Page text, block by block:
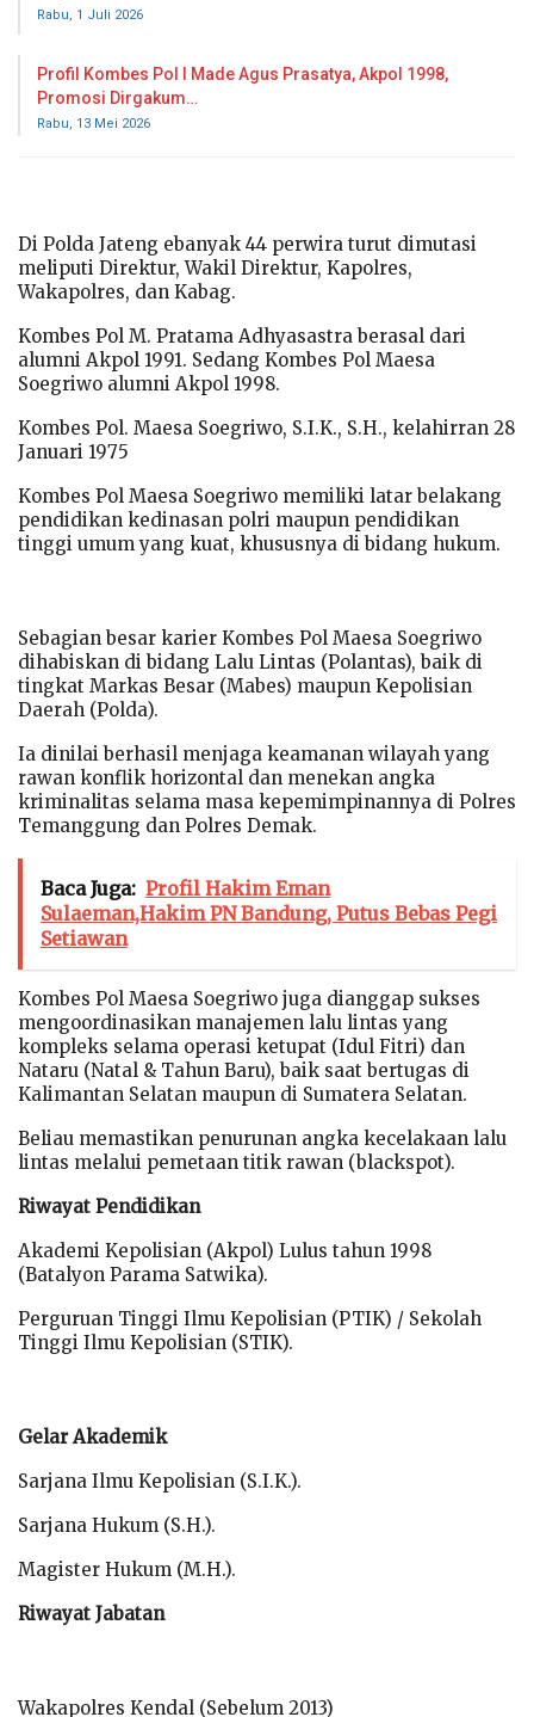
Rabu, 1 Juli 2026
Profil Kombes Pol I Made Agus Prasatya, Akpol 1998,
Promosi Dirgakum…
Rabu, 13 Mei 2026
Di Polda Jateng ebanyak 44 perwira turut dimutasi
meliputi Direktur, Wakil Direktur, Kapolres,
Wakapolres, dan Kabag.
Kombes Pol M. Pratama Adhyasastra berasal dari
alumni Akpol 1991. Sedang Kombes Pol Maesa
Soegriwo alumni Akpol 1998.
Kombes Pol. Maesa Soegriwo, S.I.K., S.H., kelahirran 28
Januari 1975
Kombes Pol Maesa Soegriwo memiliki latar belakang
pendidikan kedinasan polri maupun pendidikan
tinggi umum yang kuat, khususnya di bidang hukum.
Sebagian besar karier Kombes Pol Maesa Soegriwo
dihabiskan di bidang Lalu Lintas (Polantas), baik di
tingkat Markas Besar (Mabes) maupun Kepolisian
Daerah (Polda).
Ia dinilai berhasil menjaga keamanan wilayah yang
rawan konflik horizontal dan menekan angka
kriminalitas selama masa kepemimpinannya di Polres
Temanggung dan Polres Demak.
Baca Juga: Profil Hakim Eman
Sulaeman,Hakim PN Bandung, Putus Bebas Pegi
Setiawan
Kombes Pol Maesa Soegriwo juga dianggap sukses
mengoordinasikan manajemen lalu lintas yang
kompleks selama operasi ketupat (Idul Fitri) dan
Nataru (Natal & Tahun Baru), baik saat bertugas di
Kalimantan Selatan maupun di Sumatera Selatan.
Beliau memastikan penurunan angka kecelakaan lalu
lintas melalui pemetaan titik rawan (blackspot).
Riwayat Pendidikan
Akademi Kepolisian (Akpol) Lulus tahun 1998
(Batalyon Parama Satwika).
Perguruan Tinggi Ilmu Kepolisian (PTIK) / Sekolah
Tinggi Ilmu Kepolisian (STIK).
Gelar Akademik
Sarjana Ilmu Kepolisian (S.I.K.).
Sarjana Hukum (S.H.).
Magister Hukum (M.H.).
Riwayat Jabatan
Wakapolres Kendal (Sebelum 2013)